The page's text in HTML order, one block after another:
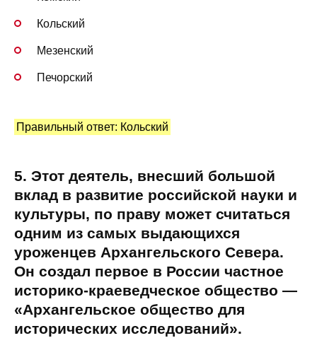
Кольский
Мезенский
Печорский
Правильный ответ: Кольский
5. Этот деятель, внесший большой
вклад в развитие российской науки и
культуры, по праву может считаться
одним из самых выдающихся
уроженцев Архангельского Севера.
Он создал первое в России частное
историко-краеведческое общество —
«Архангельское общество для
исторических исследований».